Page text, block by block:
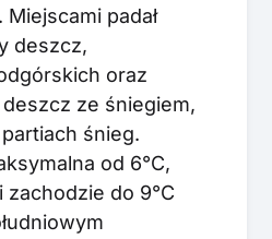
padał
deszcz,
oraz
ze śniegiem,
śnieg.
od 6°C,
zachodzie do 9°C